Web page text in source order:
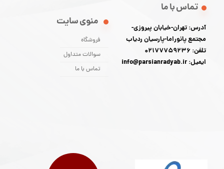
منوی سایت
فروشگاه
سوالات متداول
تماس با ما
تماس با ما
آدرس: تهران-خیابان پیروزی-
مجتمع پانوراما-پارسیان ردیاب
تلفن: 02177759236
ایمیل: info@parsianradyab.ir